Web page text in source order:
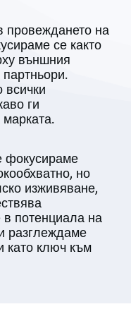
провеждането на
се както
външния
ги
фокусираме
но
изживяване,
потенциала на
разглеждаме
като ключ към